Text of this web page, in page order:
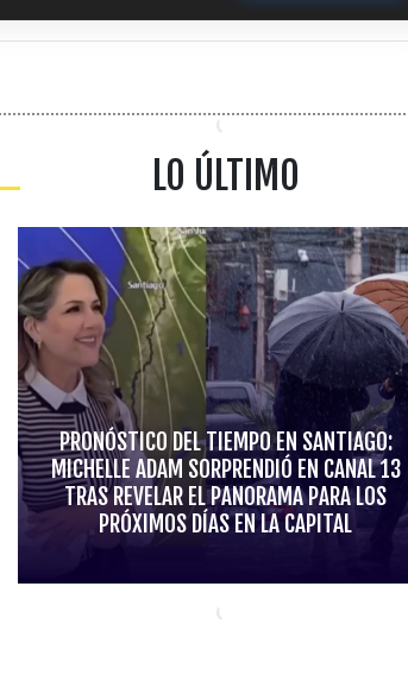
LO ÚLTIMO
PRONÓSTICO DEL TIEMPO EN SANTIAGO:
MICHELLE ADAM SORPRENDIÓ EN CANAL 13
TRAS REVELAR EL PANORAMA PARA LOS
PRÓXIMOS DÍAS EN LA CAPITAL